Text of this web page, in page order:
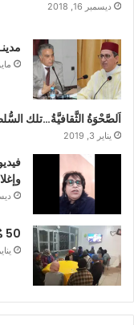
ديسمبر 16, 2018
مايو 12,
اَلصَّحْوَةُ الثَّقافيَّةُ…تلك
يناير 3, 2019
50 مُشرّدًا يَسْتَفيدُون من “عملية دفء” بخريبكة
يناير 5, 2019